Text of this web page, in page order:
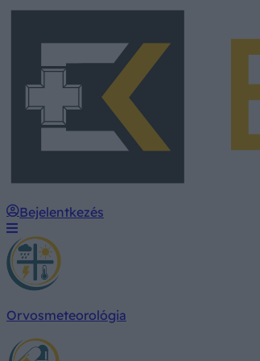
Bejelentkezés
Orvosmeteorológia